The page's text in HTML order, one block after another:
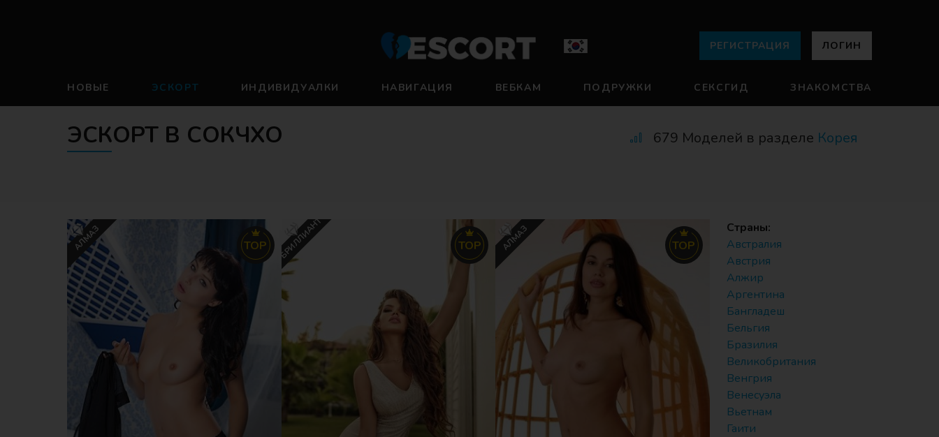
РЕГИСТРАЦИЯ ЛОГИН
НОВЫЕ ЭСКОРТ ИНДИВИДУАЛКИ НАВИГАЦИЯ ВЕБКАМ ПОДРУЖКИ СЕКСГИД ЗНАКОМСТВА
ЭСКОРТ В СОКЧХО 679 Моделей в разделе Корея
TOP
АЛМАЗ TOP
БРИЛЛИАНТ TOP
АЛМАЗ
Страны:
Австралия
Австрия
Алжир
Аргентина
Бангладеш
Бельгия
Бразилия
Великобритания
Венгрия
Венесуэла
Вьетнам
Гаити